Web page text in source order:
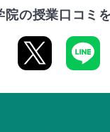
院の授業口コミ